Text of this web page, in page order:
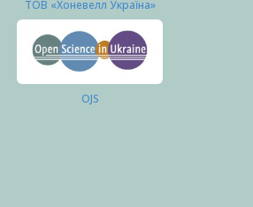
ТОВ «Хоневелл Україна»
OJS